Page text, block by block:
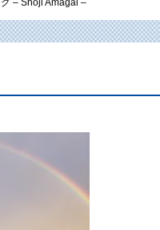
– Shoji Amagai –